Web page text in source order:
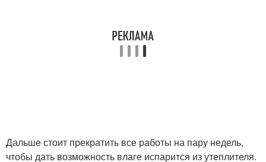
Дальше стоит прекратить все работы на пару недель,
чтобы дать возможность влаге испарится из утеплителя.